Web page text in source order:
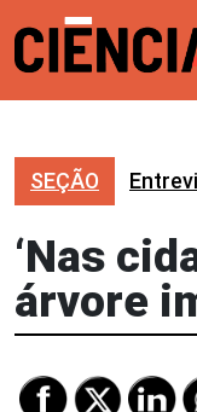
SEÇÃO
‘Nas
árvore